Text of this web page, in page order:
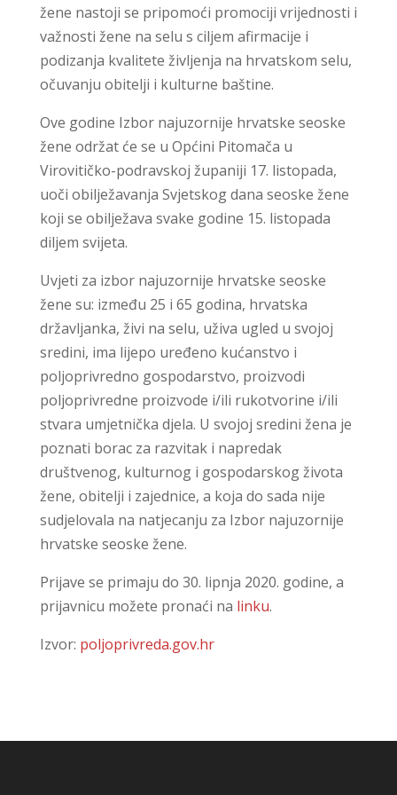
žene nastoji se pripomoći promociji vrijednosti i
važnosti žene na selu s ciljem afirmacije i
podizanja kvalitete življenja na hrvatskom selu,
očuvanju obitelji i kulturne baštine.
Ove godine Izbor najuzornije hrvatske seoske
žene održat će se u Općini Pitomača u
Virovitičko-podravskoj županiji 17. listopada,
uoči obilježavanja Svjetskog dana seoske žene
koji se obilježava svake godine 15. listopada
diljem svijeta.
Uvjeti za izbor najuzornije hrvatske seoske
žene su: između 25 i 65 godina, hrvatska
državljanka, živi na selu, uživa ugled u svojoj
sredini, ima lijepo uređeno kućanstvo i
poljoprivredno gospodarstvo, proizvodi
poljoprivredne proizvode i/ili rukotvorine i/ili
stvara umjetnička djela. U svojoj sredini žena je
poznati borac za razvitak i napredak
društvenog, kulturnog i gospodarskog života
žene, obitelji i zajednice, a koja do sada nije
sudjelovala na natjecanju za Izbor najuzornije
hrvatske seoske žene.
Prijave se primaju do 30. lipnja 2020. godine, a
prijavnicu možete pronaći na linku.
Izvor: poljoprivreda.gov.hr